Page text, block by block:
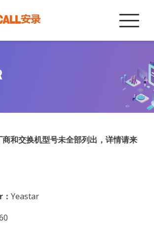
和交换机型号未全部列出，详情请来
Yeastar